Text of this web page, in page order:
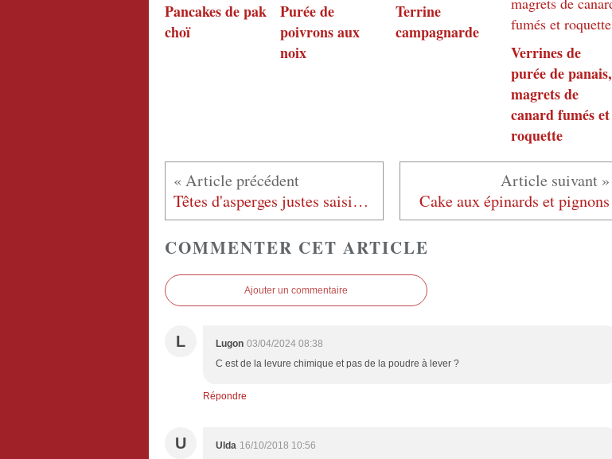
Pancakes de pak
choï
Purée de
poivrons aux
noix
Terrine
campagnarde
Verrines de
purée de panais,
magrets de
canard fumés et
roquette
Têtes d'asperges justes saisies au vinaigre balsamique Cake aux épinards et pignons
COMMENTER CET ARTICLE
Ajouter un commentaire
L Lugon 03/04/2024 08:38
C est de la levure chimique et pas de la poudre à lever ?
Répondre
U Ulda 16/10/2018 10:56